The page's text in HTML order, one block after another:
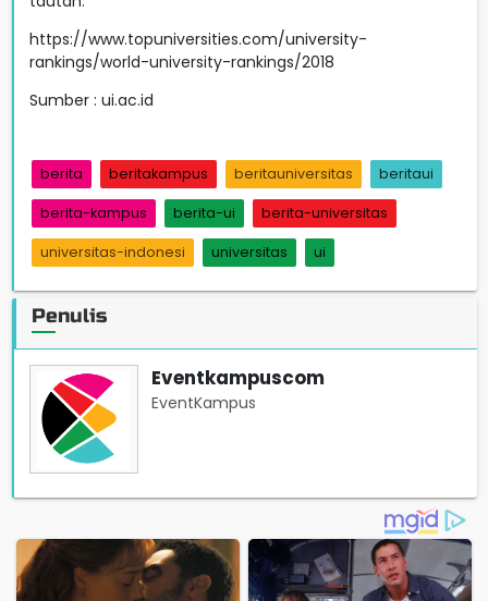
https://www.topuniversities.com/university-
rankings/world-university-rankings/2018
Sumber : ui.ac.id
berita beritakampus beritauniversitas beritaui
berita-kampus berita-ui berita-universitas
universitas-indonesi universitas ui
Penulis
Eventkampuscom
EventKampus